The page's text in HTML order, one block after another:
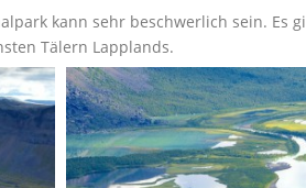
kann sehr beschwerlich sein.
Tälern Lapplands.